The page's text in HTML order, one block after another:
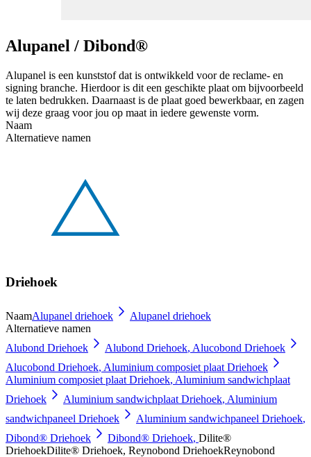
Alupanel / Dibond®
Alupanel is een kunststof dat is ontwikkeld voor de reclame- en
signing branche. Hierdoor is dit een geschikte plaat om bijvoorbeeld
te laten bedrukken. Daarnaast is de plaat goed bewerkbaar, en zagen
wij deze graag voor jou op maat in iedere gewenste vorm.
Naam
Alternatieve namen
Driehoek
NaamAlupanel driehoek
Alupanel driehoek
Alternatieve namen
Alubond Driehoek
Alubond Driehoek, Alucobond Driehoek
Alucobond Driehoek, Aluminium composiet plaat Driehoek
Aluminium composiet plaat Driehoek, Aluminium sandwichplaat
Driehoek
Aluminium sandwichplaat Driehoek, Aluminium
sandwichpaneel Driehoek
Aluminium sandwichpaneel Driehoek,
Dibond® Driehoek
Dibond® Driehoek, Dilite®
DriehoekDilite® Driehoek, Reynobond DriehoekReynobond